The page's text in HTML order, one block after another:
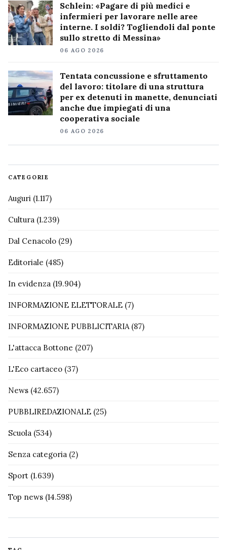
Schlein: «Pagare di più medici e
infermieri per lavorare nelle aree
interne. I soldi? Togliendoli dal ponte
sullo stretto di Messina»
06 AGO 2026
Tentata concussione e sfruttamento
del lavoro: titolare di una struttura
per ex detenuti in manette, denunciati
anche due impiegati di una
cooperativa sociale
06 AGO 2026
CATEGORIE
Auguri (1.117)
Cultura (1.239)
Dal Cenacolo (29)
Editoriale (485)
In evidenza (19.904)
INFORMAZIONE ELETTORALE (7)
INFORMAZIONE PUBBLICITARIA (87)
L'attacca Bottone (207)
L'Eco cartaceo (37)
News (42.657)
PUBBLIREDAZIONALE (25)
Scuola (534)
Senza categoria (2)
Sport (1.639)
Top news (14.598)